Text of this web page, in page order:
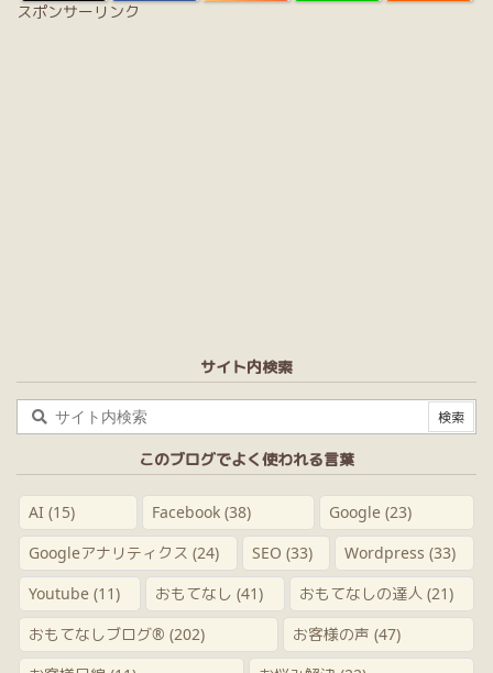
スポンサーリンク
サイト内検索
このブログでよく使われる言葉
AI (15) Facebook (38) Google(23)
Googleアナリティクス (24) SEO (33) Wordpress (33)
Youtube (11) おもてなし (41) おもてなしの達人(21)
おもてなしブログ® (202) お客様の声 (47)